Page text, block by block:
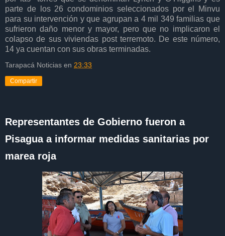
parte de los 26 condominios seleccionados por el Minvu
para su intervención y que agrupan a 4 mil 349 familias que
sufrieron daño menor y mayor, pero que no implicaron el
colapso de sus viviendas post terremoto. De este número,
14 ya cuentan con sus obras terminadas.
Tarapacá Noticias en 23:33
Compartir
Representantes de Gobierno fueron a
Pisagua a informar medidas sanitarias por
marea roja